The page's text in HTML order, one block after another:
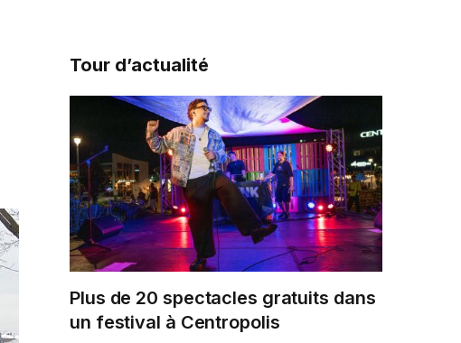
Tour d’actualité
Plus de 20 spectacles gratuits dans
un festival à Centropolis